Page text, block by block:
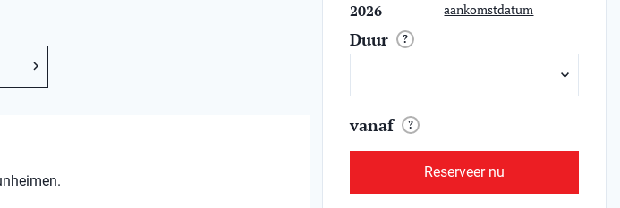
2026
aankomstdatum
Duur ?
vanaf ?
Reserveer nu